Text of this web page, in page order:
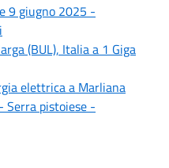
9 giugno 2025 -
(BUL), Italia a 1 Giga
elettrica a Marliana
Serra pistoiese -